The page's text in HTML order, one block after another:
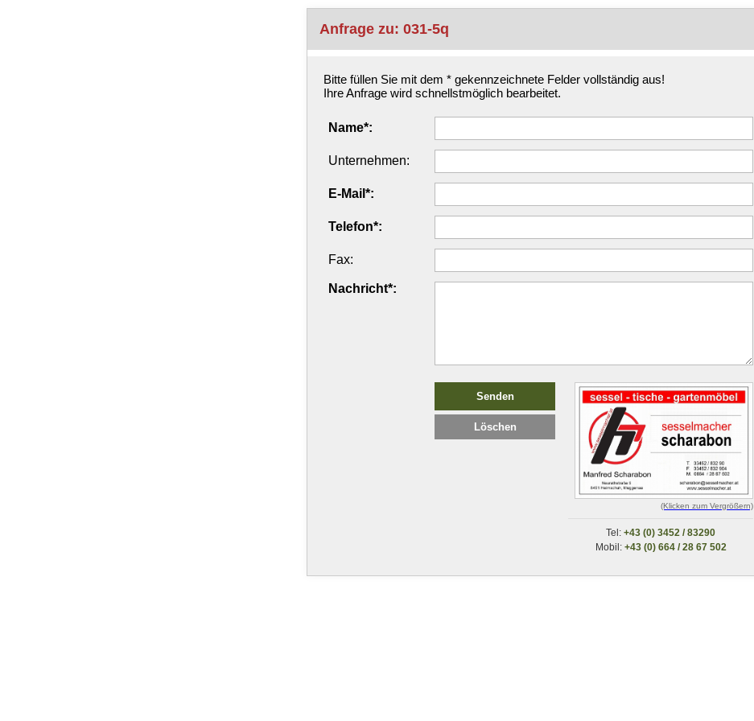
Anfrage zu: 031-5q
Bitte füllen Sie mit dem * gekennzeichnete Felder vollständig aus!
Ihre Anfrage wird schnellstmöglich bearbeitet.
Name*:
Unternehmen:
E-Mail*:
Telefon*:
Fax:
Nachricht*:
(Klicken zum Vergrößern)
Tel: +43 (0) 3452 / 83290
Mobil: +43 (0) 664 / 28 67 502